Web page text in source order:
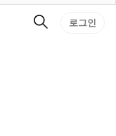
검
로그인